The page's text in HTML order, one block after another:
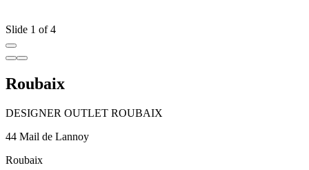
Slide 1 of 4
Roubaix
DESIGNER OUTLET ROUBAIX
44 Mail de Lannoy
Roubaix